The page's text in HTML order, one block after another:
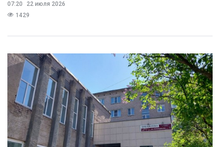
07:20
22 июля 2026
1429